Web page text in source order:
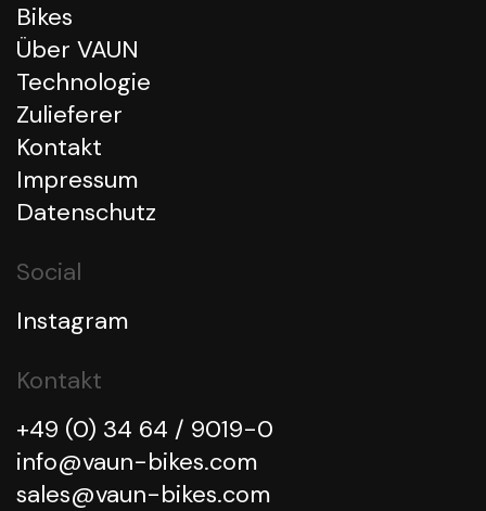
Bikes
Über VAUN
Technologie
Zulieferer
Kontakt
Impressum
Datenschutz
Social
Instagram
Kontakt
+49 (0) 34 64 / 9019-0
info@vaun-bikes.com
sales@vaun-bikes.com